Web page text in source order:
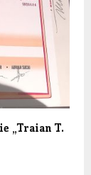
„Traian T.